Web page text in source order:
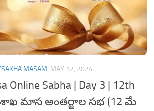
MASAM MAY 12, 2024
Online Sabha | Day 3 | 12th
మాస అంతర్జాల సభ (12 మే